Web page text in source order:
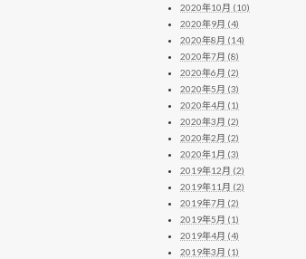
2020年10月 (10)
2020年9月 (4)
2020年8月 (14)
2020年7月 (8)
2020年6月 (2)
2020年5月 (3)
2020年4月 (1)
2020年3月 (2)
2020年2月 (2)
2020年1月 (3)
2019年12月 (2)
2019年11月 (2)
2019年7月 (2)
2019年5月 (1)
2019年4月 (4)
2019年3月 (1)